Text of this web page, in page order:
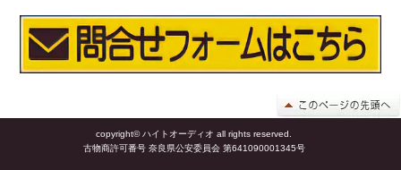
copyright© ハイトオーディオ all rights reserved.
古物商許可番号 奈良県公安委員会 第641090001345号